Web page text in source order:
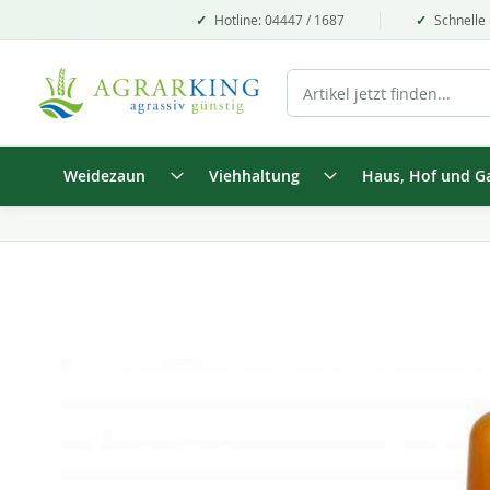
Hotline: 04447 / 1687
Weidezaun Viehhaltung Haus, Hof und